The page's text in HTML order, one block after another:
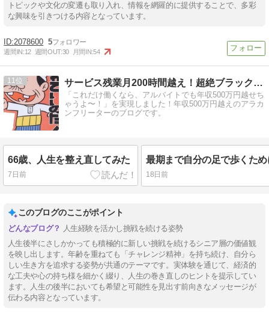
トピックや文化の変遷も取り入れ、情報を網羅的に提供することで、多彩
な興味を引きつける内容となっています。
2078600 5
週間IN:12 週間OUT:30 月間IN:54
11 サービス残業月200時間越え！超絶ブラックからのリアル脱出！
「これだけ働くなら、アルバイトでも年収500万円越せち
ゃうよ〜！」を実現しました！年収500万円越えのアラカ
ンフリーターのブログです。
66歳、人生を整え直してみた
7日前 18日前
このブログのここがポイント
人生経験を活かし挑戦を続ける姿勢
人生後半にさしかかっても積極的に新しい挑戦を続けるシニア層の価値観
を映し出します。年齢を重ねても「チャレンジ精神」を持ち続け、自分ら
しい生き方を追求する姿勢が共通のテーマです。実体験を通じて、経済的
な工夫や心の持ち様を細かく綴り、人生の巻き直しのヒントを提示してい
ます。人生の後半においても希望と可能性を見出す前向きなメッセージが
伝わる内容となっています。